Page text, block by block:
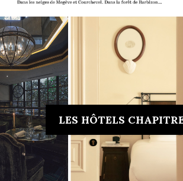
LES HÔTELS